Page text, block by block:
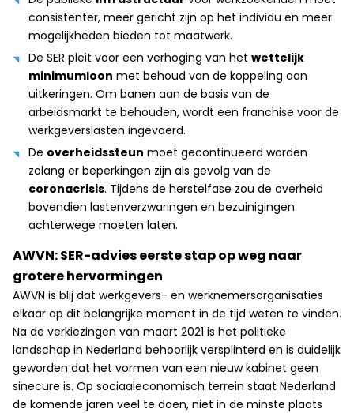
consistenter, meer gericht zijn op het individu en meer
mogelijkheden bieden tot maatwerk.
De SER pleit voor een verhoging van het wettelijk
minimumloon met behoud van de koppeling aan
uitkeringen. Om banen aan de basis van de
arbeidsmarkt te behouden, wordt een franchise voor de
werkgeverslasten ingevoerd.
De overheidssteun moet gecontinueerd worden
zolang er beperkingen zijn als gevolg van de
coronacrisis. Tijdens de herstelfase zou de overheid
bovendien lastenverzwaringen en bezuinigingen
achterwege moeten laten.
AWVN: SER-advies eerste stap op weg naar
grotere hervormingen
AWVN is blij dat werkgevers- en werknemersorganisaties
elkaar op dit belangrijke moment in de tijd weten te vinden.
Na de verkiezingen van maart 2021 is het politieke
landschap in Nederland behoorlijk versplinterd en is duidelijk
geworden dat het vormen van een nieuw kabinet geen
sinecure is. Op sociaaleconomisch terrein staat Nederland
de komende jaren veel te doen, niet in de minste plaats